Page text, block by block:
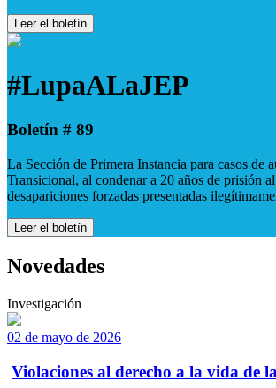
Leer el boletín
#LupaALaJEP
Boletín # 89
La Sección de Primera Instancia para casos
Transicional, al condenar a 20 años de prisión
desapariciones forzadas presentadas
Leer el boletín
Novedades
Investigación
02 de mayo de 2026
Violaciones al derecho a la vida de